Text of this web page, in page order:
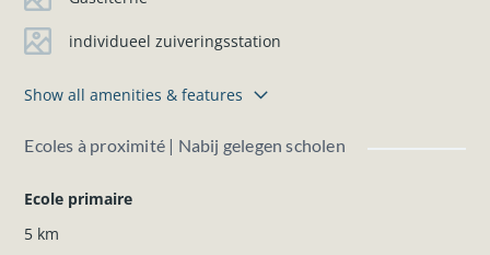
individueel zuiveringsstation
Show all amenities & features
Ecoles à proximité | Nabij gelegen scholen
Ecole primaire
5 km